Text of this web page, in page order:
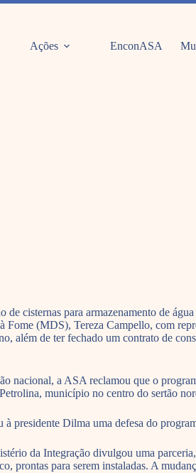
Ações EnconASA
para armazenamento de
(MDS), Tereza Campello, com
além de ter fechado um contrato de
nacional, a ASA reclamou que o
município no centro do sertão
presidente Dilma uma defesa do
da Integração divulgou uma
prontas para serem instaladas. A